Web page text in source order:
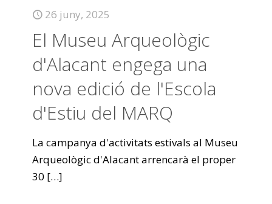
26 juny, 2025
El Museu Arqueològic
d'Alacant engega una
nova edició de l'Escola
d'Estiu del MARQ
La campanya d'activitats estivals al Museu
Arqueològic d'Alacant arrencarà el proper
30 […]